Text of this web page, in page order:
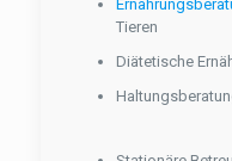
Tieren
Diätetische